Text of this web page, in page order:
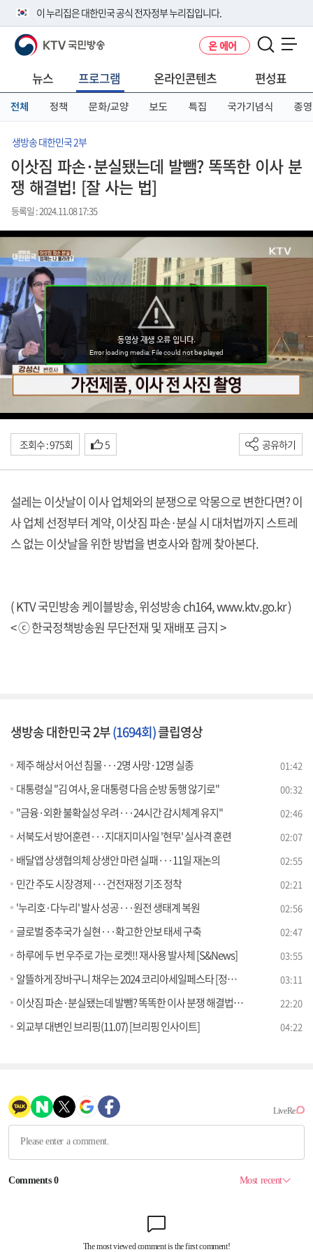
이 누리집은 대한민국 공식 전자정부 누리집입니다.
공식 누리집 주소 확인하기
니다.
이밖에 or.kr 또는 .kr등 다른 도메인 주소를 사용하고 있다면 아래 URL에
서 도메인 주소를 확인해 보세요
KTV 국민방송 온 에어
뉴스 프로그램 온라인콘텐츠 편성표
전체 정책 문화/교양 보도 특집 국가기념식 종영
생방송 대한민국 2부
이삿짐 파손·분실됐는데 발뺌? 똑똑한 이사 분
쟁 해결법! [잘 사는 법]
등록일 : 2024.11.08 17:35
조회수 : 975회 5 공유하기
설레는 이삿날이 이사 업체와의 분쟁으로 악몽으로 변한다면? 이
사 업체 선정부터 계약, 이삿짐 파손·분실 시 대처법까지 스트레
스 없는 이삿날을 위한 방법을 변호사와 함께 찾아본다.
( KTV 국민방송 케이블방송, 위성방송 ch164,www.ktv.go.kr)
< ⓒ 한국정책방송원 무단전재 및 재배포 금지 >
생방송 대한민국 2부(1694회)클립영상
제주 해상서 어선 침몰···2명 사망·12명 실종 01:42
대통령실 "김 여사, 윤 대통령 다음 순방 동행 않기로" 00:32
"금융·외환 불확실성 우려···24시간 감시체계 유지" 02:46
서북도서 방어훈련···지대지미사일 '현무' 실사격 훈련 02:07
배달앱 상생협의체 상생안 마련 실패···11일 재논의 02:55
민간 주도 시장경제···건전재정 기조 정착 02:21
'누리호·다누리' 발사 성공···원전 생태계 복원 02:56
글로벌 중추국가 실현···확고한 안보 태세 구축 02:47
하루에 두 번 우주로 가는 로켓!! 재사용 발사체 [S&News] 03:55
알뜰하게 장바구니 채우는 2024 코리아세일페스타 [정책꿀팁!] 03:11
이삿짐 파손·분실됐는데 발뺌? 똑똑한 이사 분쟁 해결법! [잘 사는 법] 22:20
외교부 대변인 브리핑(11.07) [브리핑 인사이트] 04:22